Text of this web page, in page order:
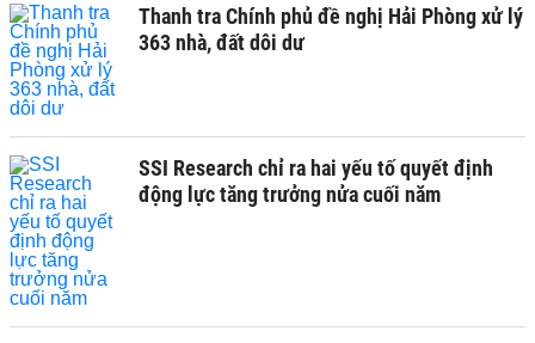
Thanh tra Chính phủ đề nghị Hải Phòng xử lý
363 nhà, đất dôi dư
SSI Research chỉ ra hai yếu tố quyết định
động lực tăng trưởng nửa cuối năm